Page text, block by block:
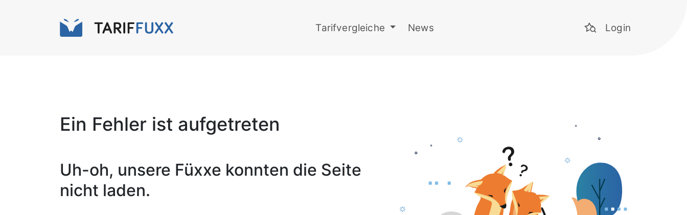
Tarifvergleiche News Login
Ein Fehler ist aufgetreten
Uh-oh, unsere Füxxe konnten die Seite
nicht laden.